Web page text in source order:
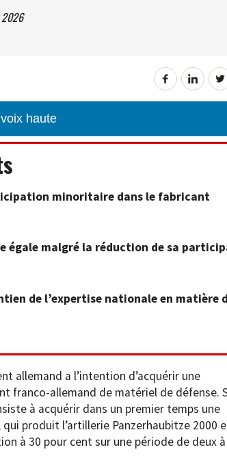
haute
minoritaire dans le fabricant
égale malgré la réduction de sa
de l’expertise nationale en matière
allemand a l’intention d’acquérir une
franco-allemand de matériel de défense.
à acquérir dans un premier temps une
produit l’artillerie Panzerhaubitze 2000
à 30 pour cent sur une période de deux